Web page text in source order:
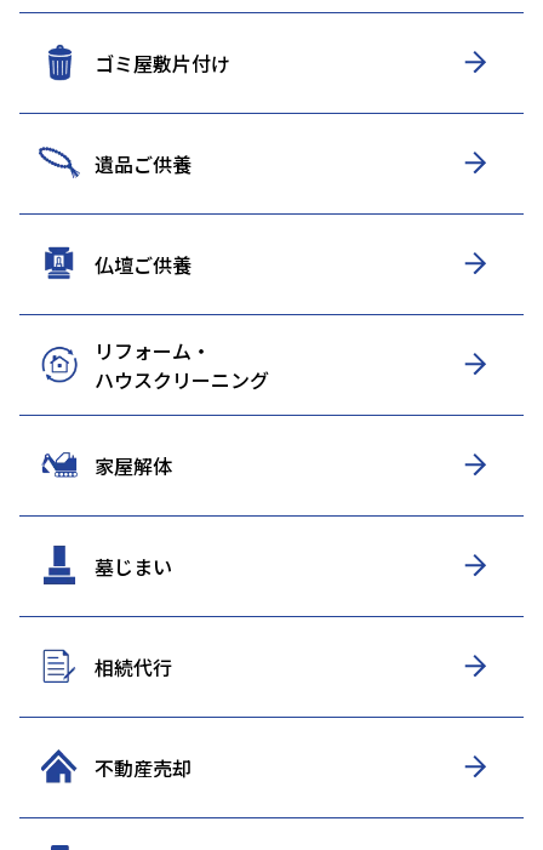
ゴミ屋敷片付け
遺品ご供養
仏壇ご供養
リフォーム・
ハウスクリーニング
家屋解体
墓じまい
相続代行
不動産売却